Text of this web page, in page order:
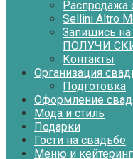
Распродажа
Sellini Altro
Запишись
ПОЛУЧИ
Контакты
Организация
Подготовка
Оформление
Мода и стиль
Подарки
Гости на свадьбе
Меню и кейтеринг